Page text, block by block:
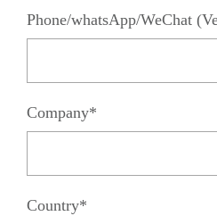
Phone/whatsApp/WeChat
Company*
Country*